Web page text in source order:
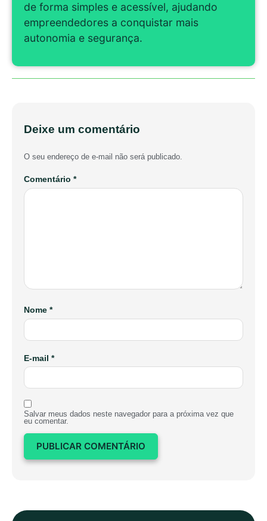
de forma simples e acessível, ajudando
empreendedores a conquistar mais
autonomia e segurança.
Deixe um comentário
O seu endereço de e-mail não será publicado.
Comentário *
Nome *
E-mail *
Salvar meus dados neste navegador para a próxima vez que
eu comentar.